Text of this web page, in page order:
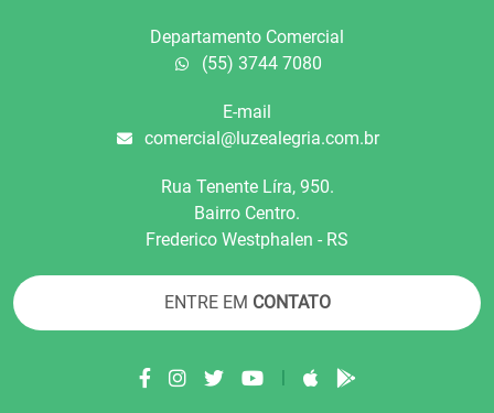
Departamento Comercial
(55) 3744 7080
E-mail
comercial@luzealegria.com.br
Rua Tenente Líra, 950.
Bairro Centro.
Frederico Westphalen - RS
ENTRE EM CONTATO